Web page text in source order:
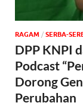
‎RAGAM / SERBA-
DPP KNPI
Podcast
Dorong
Perubahan